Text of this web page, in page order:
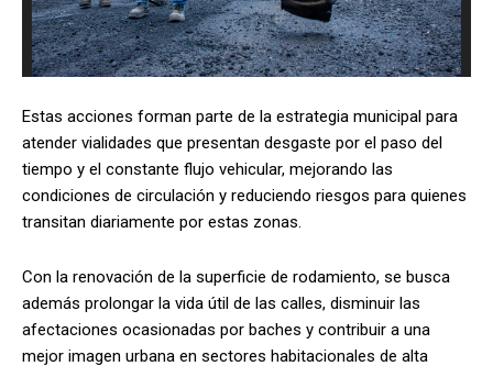
Estas acciones forman parte de la estrategia municipal para
atender vialidades que presentan desgaste por el paso del
tiempo y el constante flujo vehicular, mejorando las
condiciones de circulación y reduciendo riesgos para quienes
transitan diariamente por estas zonas.
Con la renovación de la superficie de rodamiento, se busca
además prolongar la vida útil de las calles, disminuir las
afectaciones ocasionadas por baches y contribuir a una
mejor imagen urbana en sectores habitacionales de alta